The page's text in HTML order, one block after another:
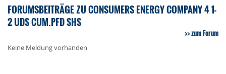
FORUMSBEITRÄGE ZU CONSUMERS ENERGY COMPANY 4 1-
2 UDS CUM.PFD SHS
zum Forum
Keine Meldung vorhanden